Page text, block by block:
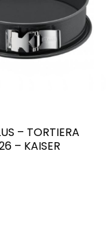
– TORTIERA
– KAISER